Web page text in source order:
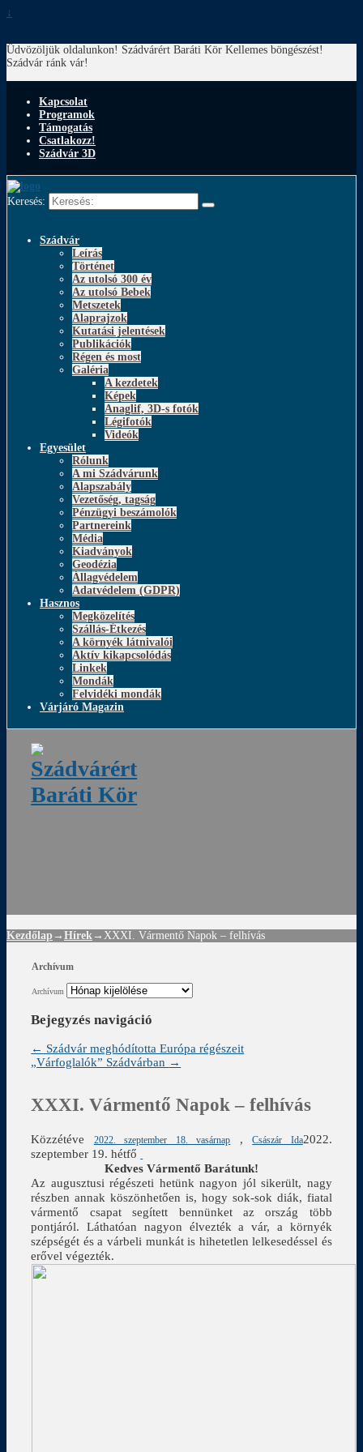
↓
Üdvözöljük oldalunkon! Szádvárért Baráti Kör Kellemes böngészést!
Szádvár ránk vár!
Kapcsolat
Programok
Támogatás
Csatlakozz!
Szádvár 3D
Keresés:
Szádvár
Leírás
Történet
Az utolsó 300 év
Az utolsó Bebek
Metszetek
Alaprajzok
Kutatási jelentések
Publikációk
Régen és most
Galéria
A kezdetek
Képek
Anaglif, 3D-s fotók
Légifotók
Videók
Egyesület
Rólunk
A mi Szádvárunk
Alapszabály
Vezetőség, tagság
Pénzügyi beszámolók
Partnereink
Média
Kiadványok
Geodézia
Állagvédelem
Adatvédelem (GDPR)
Hasznos
Megközelítés
Szállás-Étkezés
A környék látnivalói
Aktív kikapcsolódás
Linkek
Mondák
Felvidéki mondák
Várjáró Magazin
Kezdőlap → Hírek → XXXI. Vármentő Napok – felhívás
Archívum
Archívum
Bejegyzés navigáció
← Szádvár meghódította Európa régészeit
„Várfoglalók” Szádvárban →
XXXI. Vármentő Napok – felhívás
Közzétéve 2022. szeptember 18. vasárnap ,Császár Ida2022.
szeptember 19. hétfő
Kedves Vármentő Barátunk!
Az augusztusi régészeti hetünk nagyon jól sikerült, nagy
részben annak köszönhetően is, hogy sok-sok diák, fiatal
vármentő csapat segített bennünket az ország több
pontjáról. Láthatóan nagyon élvezték a vár, a környék
szépségét és a várbeli munkát is hihetetlen lelkesedéssel és
erővel végezték.